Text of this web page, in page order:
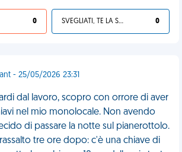
0 SVEGLIATI, TE LA SEI CERCATA! 0
- 25/05/2026 23:31
dal lavoro, scopro con orrore di aver
nel mio monolocale. Non avendo
di passare la notte sul pianerottolo.
tre ore dopo: c'è una chiave di